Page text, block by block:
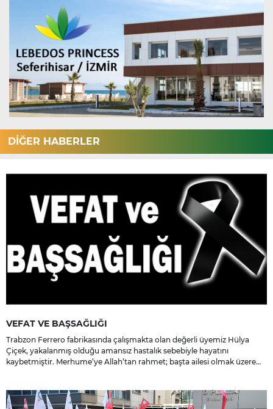
DİĞER HABERLER
VEFAT VE BAŞSAĞLIĞI
Trabzon Ferrero fabrikasında çalışmakta olan değerli üyemiz Hülya
Çiçek, yakalanmış olduğu amansız hastalık sebebiyle hayatını
kaybetmiştir. Merhume’ye Allah’tan rahmet; başta ailesi olmak üzere